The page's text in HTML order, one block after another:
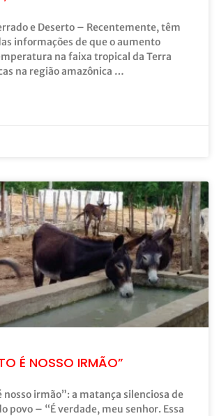
e Deserto – Recentemente, têm
informações de que o aumento
na faixa tropical da Terra
na região amazônica …
É NOSSO IRMÃO”
nosso irmão”: a matança silenciosa de
povo – “É verdade, meu senhor. Essa